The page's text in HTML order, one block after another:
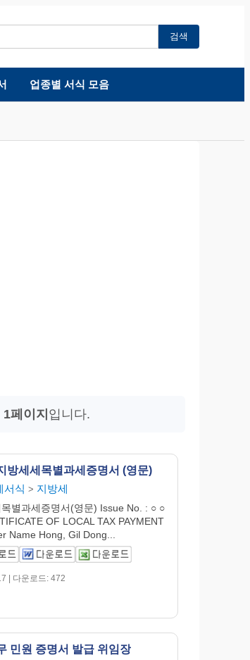
검색
업종별 서식 모음
1페이지 입니다.
방세세목별과세증명서 (영문)
서식 > 지방세
별과세증명서(영문) Issue No. : ○ ○
OF LOCAL TAX PAYMENT
Name Hong, Gil Dong...
| 다운로드: 472
민원 증명서 발급 위임장